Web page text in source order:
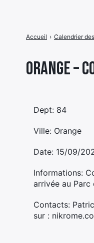
Orange –
Accueil ›
Dept: 84
Ville: Orange
Date: 15/09/
Informations:
arrivée au Parc
Contacts:
sur :